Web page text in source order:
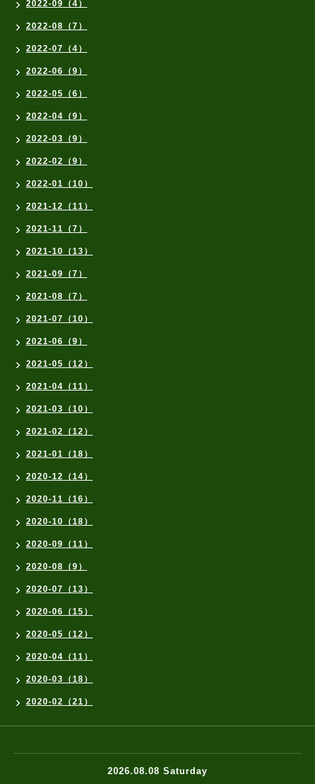
2022-09（4）
2022-08（7）
2022-07（4）
2022-06（9）
2022-05（6）
2022-04（9）
2022-03（9）
2022-02（9）
2022-01（10）
2021-12（11）
2021-11（7）
2021-10（13）
2021-09（7）
2021-08（7）
2021-07（10）
2021-06（9）
2021-05（12）
2021-04（11）
2021-03（10）
2021-02（12）
2021-01（18）
2020-12（14）
2020-11（16）
2020-10（18）
2020-09（11）
2020-08（9）
2020-07（13）
2020-06（15）
2020-05（12）
2020-04（11）
2020-03（18）
2020-02（21）
2026.08.08 Saturday